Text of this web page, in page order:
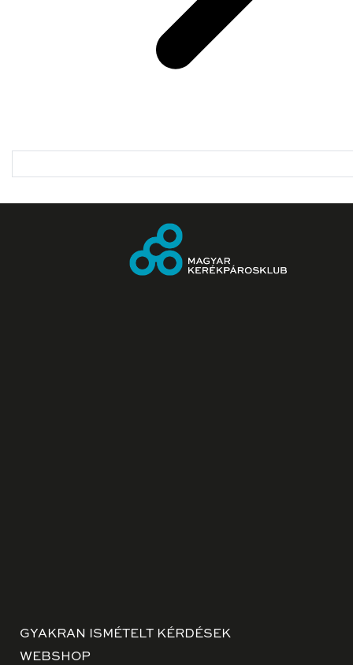
GYAKRAN ISMÉTELT KÉRDÉSEK
WEBSHOP